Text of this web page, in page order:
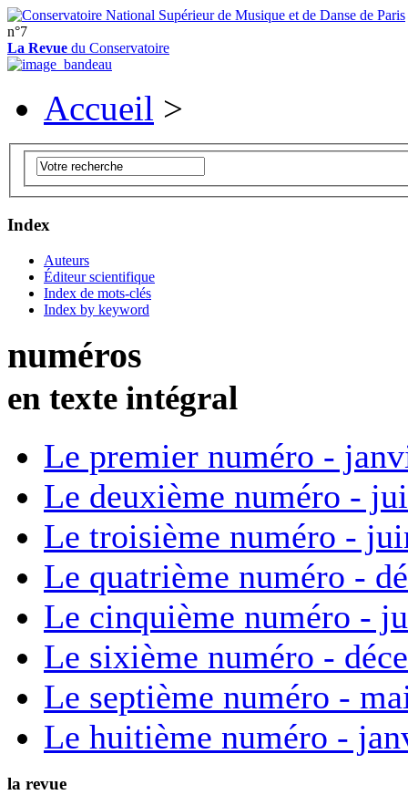
n°7
La Revue du Conservatoire
Accueil >
Index
Auteurs
Éditeur scientifique
Index de mots-clés
Index by keyword
numéros
en texte intégral
Le premier numéro -
Le deuxième numéro -
Le troisième numéro -
Le quatrième numéro -
Le cinquième numéro -
Le sixième numéro -
Le septième numéro -
Le huitième numéro -
la revue